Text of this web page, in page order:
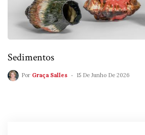
Sedimentos
Por Graça Salles 15 De Junho De 2026